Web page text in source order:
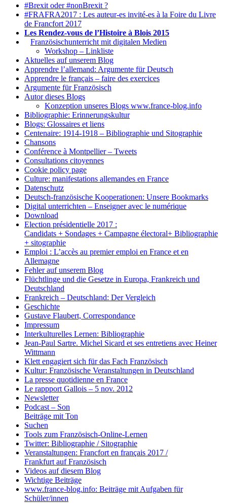
#Brexit oder #nonBrexit ?
#FRAFRA2017 : Les auteur-es invité-es à la Foire du Livre
de Francfort 2017
Les Rendez-vous de l’Histoire à Blois 2015
Französischunterricht mit digitalen Medien
Workshop – Linkliste
Aktuelles auf unserem Blog
Apprendre l’allemand: Argumente für Deutsch
Apprendre le français – faire des exercices
Argumente für Französisch
Autor dieses Blogs
Konzeption unseres Blogs www.france-blog.info
Bibliographie: Erinnerungskultur
Blogs: Glossaires et liens
Centenaire: 1914-1918 – Bibliographie und Sitographie
Chansons
Conférence à Montpellier – Tweets
Consultations citoyennes
Cookie policy page
Culture: manifestations allemandes en France
Datenschutz
Deutsch-französische Kooperationen: Unsere Bookmarks
Digital unterrichten – Enseigner avec le numérique
Download
Election présidentielle 2017 :
Candidats + Sondages + Campagne électoral+ Bibliographie
+ sitographie
Emploi : L’accès au premier emploi en France et en
Allemagne
Fehler auf unserem Blog
Flüchtlinge und die Gesetze in Europa, Frankreich und
Deutschland
Frankreich – Deutschland: Der Vergleich
Geschichte
Gustave Flaubert, Correspondance
Impressum
Interkulturelles Lernen: Bibliographie
Jean-Paul Sartre. Michel Sicard et ses entretiens avec Heiner
Wittmann
Klett engagiert sich für das Fach Französisch
Kultur: Französische Veranstaltungen in Deutschland
La presse quotidienne en France
Le rappport Gallois – 5 nov. 2012
Newsletter
Podcast – Son
Beiträge mit Ton
Suchen
Tools zum Französisch-Online-Lernen
Twitter: Bibliographie / Sitographie
Veranstaltungen: Francfort en français 2017 /
Frankfurt auf Französisch
Videos auf diesem Blog
Wichtige Beiträge
www.france-blog.info: Beiträge mit Aufgaben für
Schüler/innen